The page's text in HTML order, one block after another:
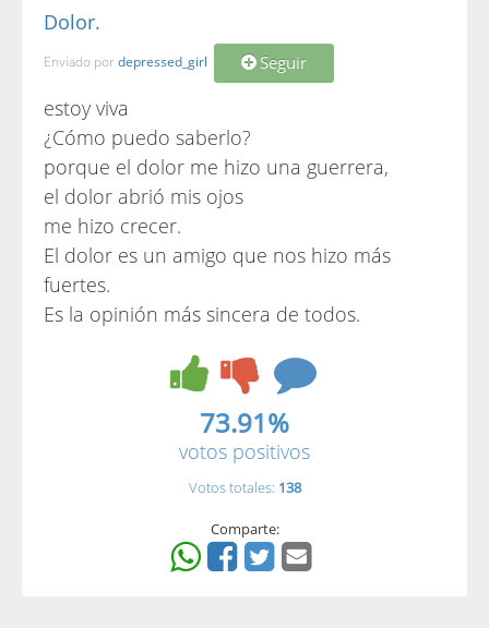
Dolor.
Enviado por depressed_girl Seguir
estoy viva
¿Cómo puedo saberlo?
porque el dolor me hizo una guerrera,
el dolor abrió mis ojos
me hizo crecer.
El dolor es un amigo que nos hizo más
fuertes.
Es la opinión más sincera de todos.
73.91%
votos positivos
Votos totales: 138
Comparte: